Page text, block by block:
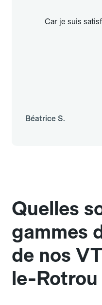
Car je suis
Béatrice S.
Quelles
gammes
de nos
le-Rotrou